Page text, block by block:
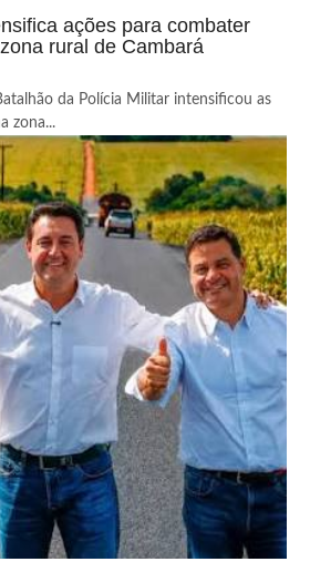
ações para combater
rural de Cambará
da Polícia Militar intensificou as
zona...